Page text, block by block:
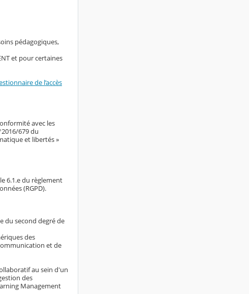
pédagogiques,
et pour certaines
de l’accès
avec les
679 du
et libertés »
6.1.e du règlement
(RGPD).
du second degré de
des
et de
au sein d'un
des
Management